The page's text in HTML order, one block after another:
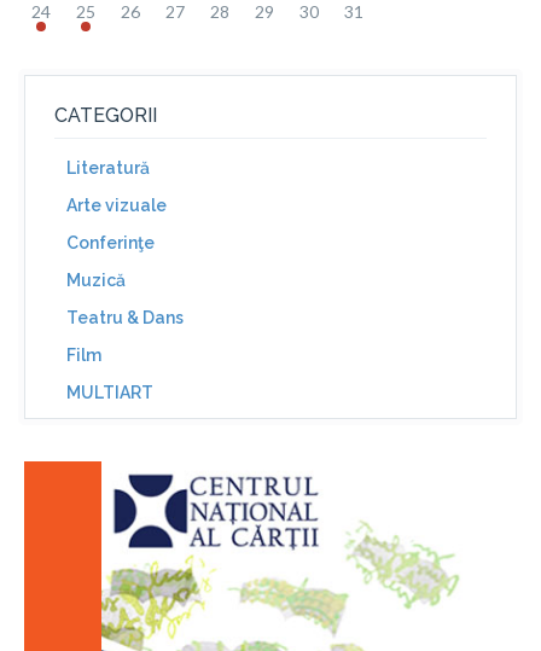
24 25 26 27 28 29 30 31
CATEGORII
Literatură
Arte vizuale
Conferinţe
Muzică
Teatru & Dans
Film
MULTIART